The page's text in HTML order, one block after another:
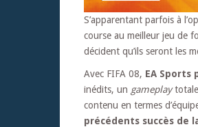
S’apparentant parfois à
course au meilleur jeu de
décident qu’ils seront les
Avec FIFA 08, EA Sports
inédits, un gameplay
contenu en termes
précédents succès de